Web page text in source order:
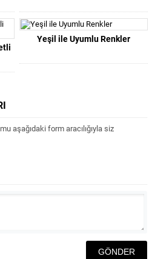
Yeşil ile Uyumlu Renkler
aşağıdaki form aracılığıyla siz